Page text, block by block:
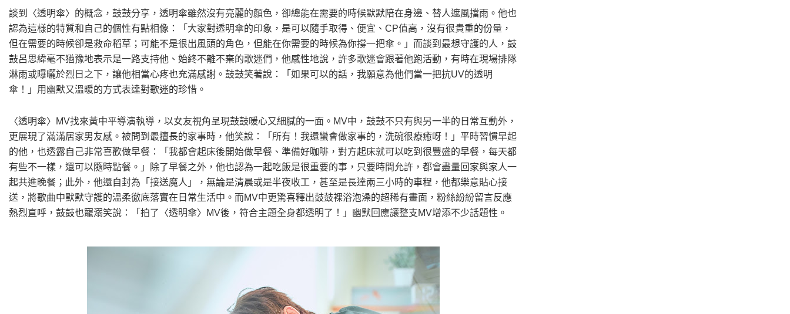
談到〈透明傘〉的概念，鼓鼓分享，透明傘雖然沒有亮麗的顏色，卻總能在需要的時候默默陪在身邊、替人遮風擋雨。他也
認為這樣的特質和自己的個性有點相像：「大家對透明傘的印象，是可以隨手取得、便宜、CP值高，沒有很貴重的份量，
但在需要的時候卻是救命稻草；可能不是很出風頭的角色，但能在你需要的時候為你撐一把傘。」而談到最想守護的人，鼓
鼓呂思緯毫不猶豫地表示是一路支持他、始終不離不棄的歌迷們，他感性地說，許多歌迷會跟著他跑活動，有時在現場排隊
淋雨或曝曬於烈日之下，讓他相當心疼也充滿感謝。鼓鼓笑著說：「如果可以的話，我願意為他們當一把抗UV的透明
傘！」用幽默又溫暖的方式表達對歌迷的珍惜。
〈透明傘〉MV找來黃中平導演執導，以女友視角呈現鼓鼓暖心又細膩的一面。MV中，鼓鼓不只有與另一半的日常互動外，
更展現了滿滿居家男友感。被問到最擅長的家事時，他笑說：「所有！我還蠻會做家事的，洗碗很療癒呀！」平時習慣早起
的他，也透露自己非常喜歡做早餐：「我都會起床後開始做早餐、準備好咖啡，對方起床就可以吃到很豐盛的早餐，每天都
有些不一樣，還可以隨時點餐。」除了早餐之外，他也認為一起吃飯是很重要的事，只要時間允許，都會盡量回家與家人一
起共進晚餐；此外，他還自封為「接送魔人」，無論是清晨或是半夜收工，甚至是長達兩三小時的車程，他都樂意貼心接
送，將歌曲中默默守護的溫柔徹底落實在日常生活中。而MV中更驚喜釋出鼓鼓裸浴泡澡的超稀有畫面，粉絲紛紛留言反應
熱烈直呼，鼓鼓也寵溺笑說：「拍了〈透明傘〉MV後，符合主題全身都透明了！」幽默回應讓整支MV增添不少話題性。